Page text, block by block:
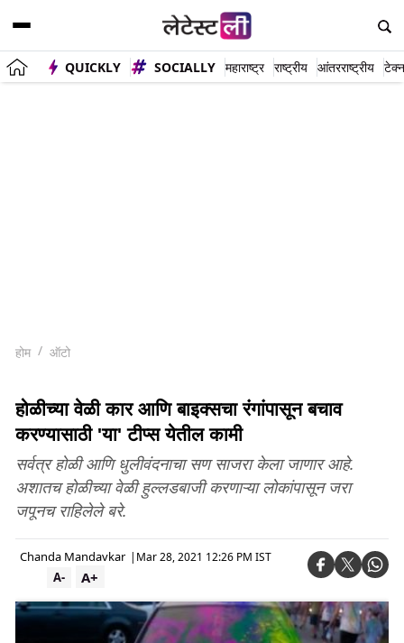
QUICKLY SOCIALLY महाराष्ट्र राष्ट्रीय आंतरराष्ट्रीय
होम ऑटो
होळीच्या वेळी कार आणि बाइक्सचा रंगांपासून बचाव
करण्यासाठी 'या' टीप्स येतील कामी
सर्वत्र होळी आणि धुलीवंदनाचा सण साजरा केला जाणार आहे.
अशातच होळीच्या वेळी हुल्लडबाजी करणाऱ्या लोकांपासून जरा
जपूनच राहिलेले बरे.
Chanda Mandavkar | Mar 28, 2021 12:26 PM IST
A+
A-